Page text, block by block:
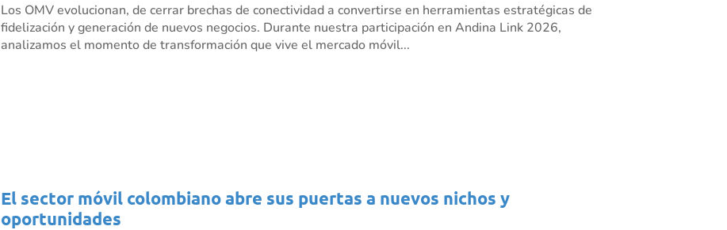
Los OMV evolucionan, de cerrar brechas de conectividad a convertirse en herramientas estratégicas de
fidelización y generación de nuevos negocios. Durante nuestra participación en Andina Link 2026,
analizamos el momento de transformación que vive el mercado móvil...
El sector móvil colombiano abre sus puertas a nuevos nichos y
oportunidades